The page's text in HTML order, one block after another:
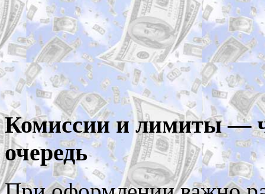
Комиссии и лимиты —
очередь